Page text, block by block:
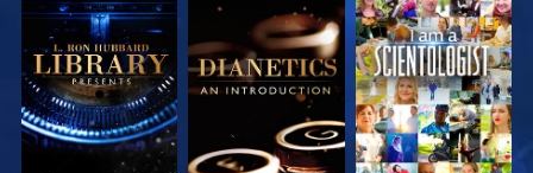
UTFORSKA
SERIEN
UTFORSKA
SERIEN
TITTA